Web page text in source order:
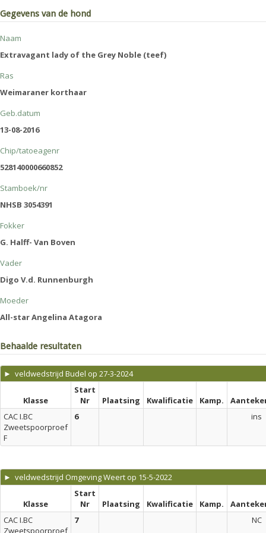
Gegevens van de hond
Naam
Extravagant lady of the Grey Noble (teef)
Ras
Weimaraner korthaar
Geb.datum
13-08-2016
Chip/tatoeagenr
528140000660852
Stamboek/nr
NHSB 3054391
Fokker
G. Halff- Van Boven
Vader
Digo V.d. Runnenburgh
Moeder
All-star Angelina Atagora
Behaalde resultaten
► veldwedstrijd Budel op 27-3-2024
Klasse
Start
Nr
Plaatsing Kwalificatie Kamp.
CAC I.BC
Zweetspoorproef
F
6 ins
► veldwedstrijd Omgeving Weert op 15-5-2022
Klasse
Start
Nr
Plaatsing Kwalificatie Kamp.
CAC I.BC
Zweetspoorproef
7 NC